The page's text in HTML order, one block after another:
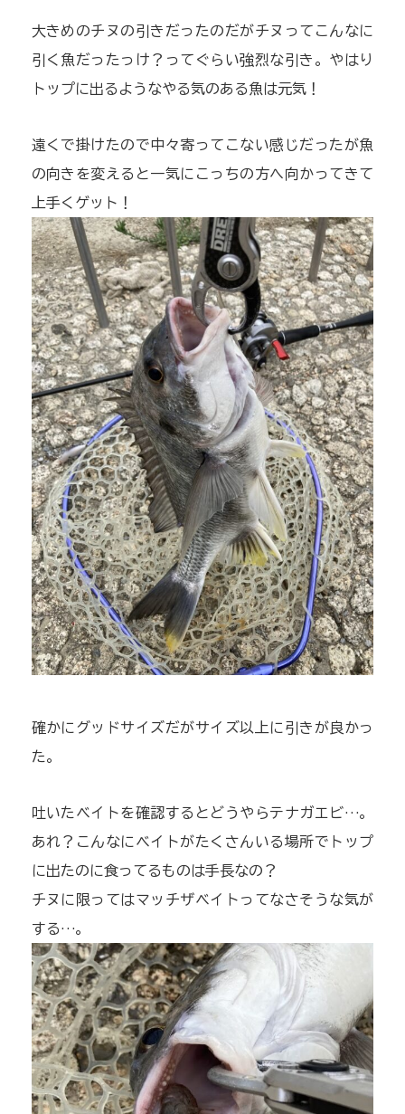
大きめのチヌの引きだったのだがチヌってこんなに
引く魚だったっけ？ってぐらい強烈な引き。やはり
トップに出るようなやる気のある魚は元気！
遠くで掛けたので中々寄ってこない感じだったが魚
の向きを変えると一気にこっちの方へ向かってきて
上手くゲット！
確かにグッドサイズだがサイズ以上に引きが良かっ
た。
吐いたベイトを確認するとどうやらテナガエビ…。
あれ？こんなにベイトがたくさんいる場所でトップ
に出たのに食ってるものは手長なの？
チヌに限ってはマッチザベイトってなさそうな気が
する…。